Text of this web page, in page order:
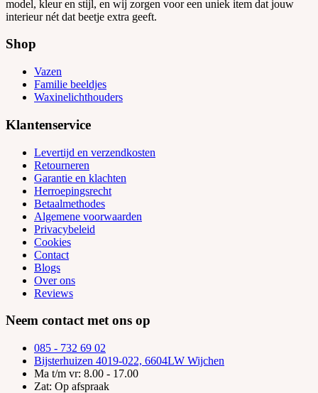
model, kleur en stijl, en wij zorgen voor een uniek item dat jouw
interieur nét dat beetje extra geeft.
Shop
Vazen
Familie beeldjes
Waxinelichthouders
Klantenservice
Levertijd en verzendkosten
Retourneren
Garantie en klachten
Herroepingsrecht
Betaalmethodes
Algemene voorwaarden
Privacybeleid
Cookies
Contact
Blogs
Over ons
Reviews
Neem contact met ons op
085 - 732 69 02
Bijsterhuizen 4019-022, 6604LW Wijchen
Ma t/m vr: 8.00 - 17.00
Zat: Op afspraak